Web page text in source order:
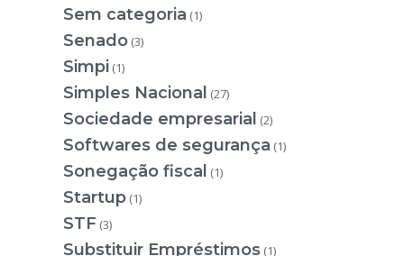
Sem categoria (1)
Senado (3)
Simpi (1)
Simples Nacional (27)
Sociedade empresarial (2)
Softwares de segurança (1)
Sonegação fiscal (1)
Startup (1)
STF (3)
Substituir Empréstimos (1)